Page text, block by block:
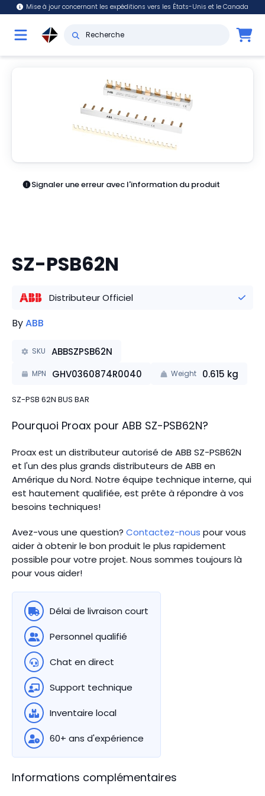
Mise à jour concernant les expéditions vers les États-Unis et le Canada
Signaler une erreur avec l'information du produit
SZ-PSB62N
Distributeur Officiel
ByABB
SKU ABBSZPSB62N
MPN GHV0360874R0040 Weight 0.615 kg
SZ-PSB 62N BUS BAR
Pourquoi Proax pour ABB SZ-PSB62N?
Proax est un distributeur autorisé de ABB SZ-PSB62N
et l'un des plus grands distributeurs de ABB en
Amérique du Nord. Notre équipe technique interne, qui
est hautement qualifiée, est prête à répondre à vos
besoins techniques!
Avez-vous une question? Contactez-nous pour vous
aider à obtenir le bon produit le plus rapidement
possible pour votre projet. Nous sommes toujours là
pour vous aider!
Délai de livraison court
Personnel qualifié
Chat en direct
Support technique
Inventaire local
60+ ans d'expérience
Informations complémentaires